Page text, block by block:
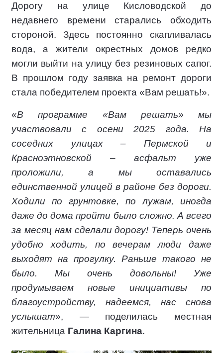
Дорогу на улице Кисловодской до
недавнего времени старались обходить
стороной. Здесь постоянно скапливалась
вода, а жители окрестных домов редко
могли выйти на улицу без резиновых сапог.
В прошлом году заявка на ремонт дороги
стала победителем проекта «Вам решать!».
«В программе «Вам решать» мы
участвовали с осени 2025 года. На
соседних улицах – Пермской и
Красноэтновской – асфальт уже
проложили, а мы оставались
единственной улицей в районе без дороги.
Ходили по грунтовке, по лужам, иногда
даже до дома пройти было сложно. А всего
за месяц нам сделали дорогу! Теперь очень
удобно ходить, по вечерам люди даже
выходят на прогулку. Раньше такого не
было. Мы очень довольны! Уже
продумываем новые инициативы по
благоустройству, надеемся, нас снова
услышат», — поделилась местная
жительница Галина Каргина.